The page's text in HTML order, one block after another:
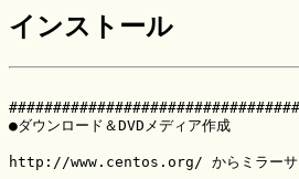
インストール
●ダウンロード＆DVDメディア作成
http://www.centos.org/ からミラーサ